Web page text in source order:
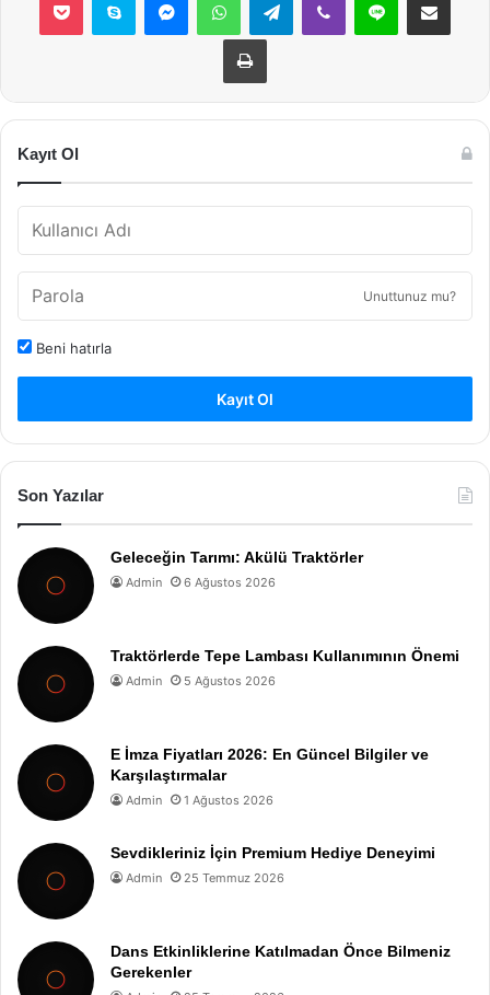
Yazdır
Kayıt Ol
Unuttunuz mu?
Beni hatırla
Kayıt Ol
Son Yazılar
Geleceğin Tarımı: Akülü Traktörler
Admin 6 Ağustos 2026
Traktörlerde Tepe Lambası Kullanımının Önemi
Admin 5 Ağustos 2026
E İmza Fiyatları 2026: En Güncel Bilgiler ve
Karşılaştırmalar
Admin 1 Ağustos 2026
Sevdikleriniz İçin Premium Hediye Deneyimi
Admin 25 Temmuz 2026
Dans Etkinliklerine Katılmadan Önce Bilmeniz
Gerekenler